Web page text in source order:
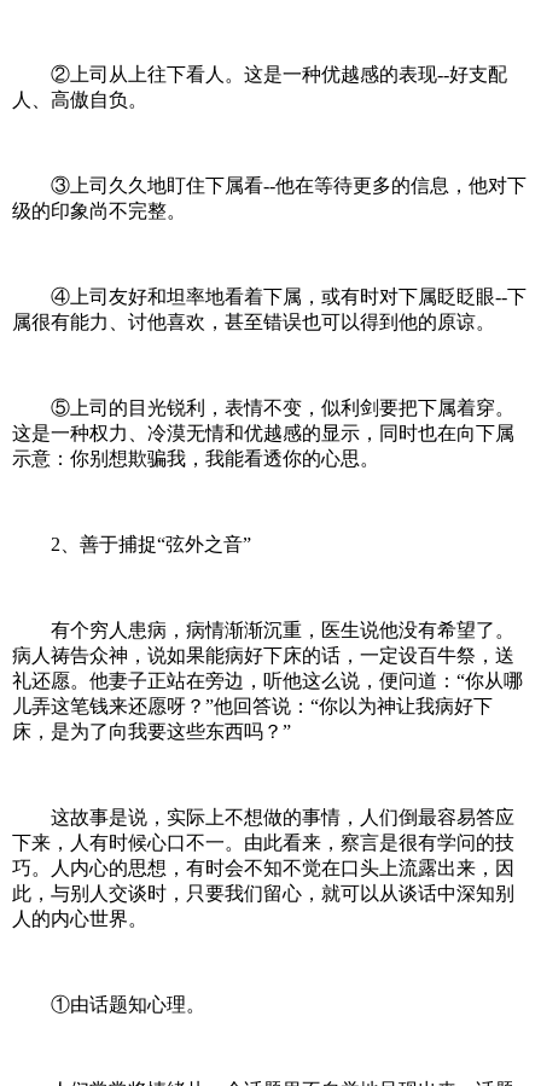
②上司从上往下看人。这是一种优越感的表现--好支配
人、高傲自负。
③上司久久地盯住下属看--他在等待更多的信息，他对下
级的印象尚不完整。
④上司友好和坦率地看着下属，或有时对下属眨眨眼--下
属很有能力、讨他喜欢，甚至错误也可以得到他的原谅。
⑤上司的目光锐利，表情不变，似利剑要把下属着穿。
这是一种权力、冷漠无情和优越感的显示，同时也在向下属
示意：你别想欺骗我，我能看透你的心思。
2、善于捕捉“弦外之音”
有个穷人患病，病情渐渐沉重，医生说他没有希望了。
病人祷告众神，说如果能病好下床的话，一定设百牛祭，送
礼还愿。他妻子正站在旁边，听他这么说，便问道：“你从哪
儿弄这笔钱来还愿呀？”他回答说：“你以为神让我病好下
床，是为了向我要这些东西吗？”
这故事是说，实际上不想做的事情，人们倒最容易答应
下来，人有时候心口不一。由此看来，察言是很有学问的技
巧。人内心的思想，有时会不知不觉在口头上流露出来，因
此，与别人交谈时，只要我们留心，就可以从谈话中深知别
人的内心世界。
①由话题知心理。